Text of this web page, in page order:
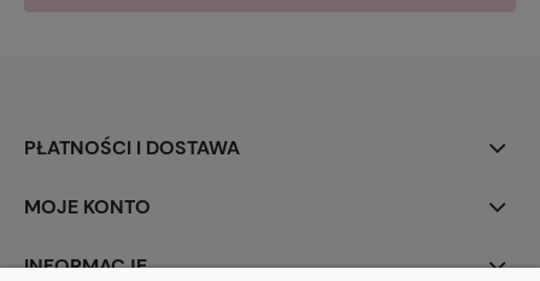
PŁATNOŚCI I DOSTAWA
MOJE KONTO
INFORMACJE